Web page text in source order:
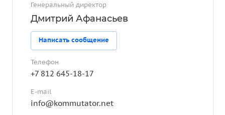
Генеральный директор
Дмитрий Афанасьев
Написать сообщение
Телефон
+7 812 645-18-17
E-mail
info@kommutator.net